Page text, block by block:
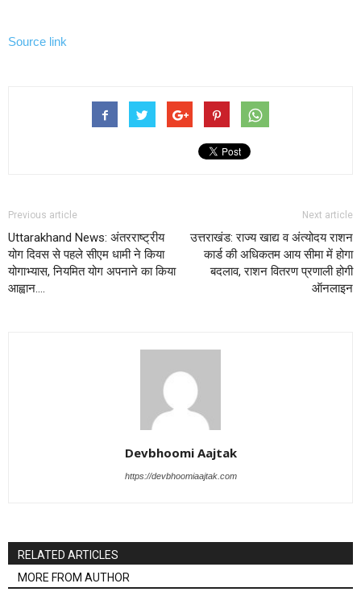
Source link
Previous article
Uttarakhand News: अंतरराष्ट्रीय
योग दिवस से पहले सीएम धामी ने किया
योगाभ्यास, नियमित योग अपनाने का किया
आह्वान….
Next article
उत्तराखंड: राज्य खाद्य व अंत्योदय राशन
कार्ड की अधिकतम आय सीमा में होगा
बदलाव, राशन वितरण प्रणाली होगी
ऑनलाइन
Devbhoomi Aajtak
https://devbhoomiaajtak.com
RELATED ARTICLES
MORE FROM AUTHOR